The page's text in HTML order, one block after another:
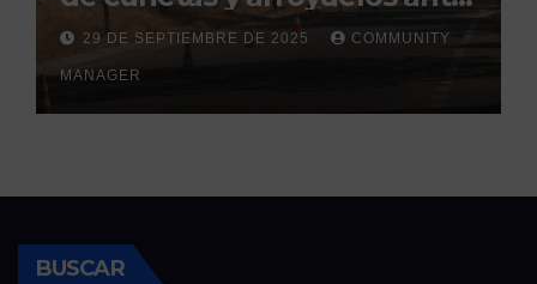
la llegada de las lluvias
otoñales
29 DE SEPTIEMBRE DE 2025 COMMUNITY
MANAGER
BUSCAR